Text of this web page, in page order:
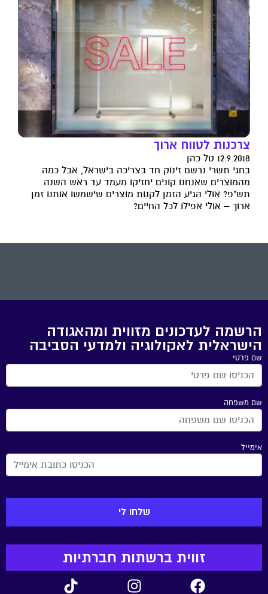
צרכנות לטווח ארוך
12.9.2018 טל כהן
בחגי תשרי נרשם זינוק חד בצריכה בישראל, אבל כמה
מהמוצרים שאנחנו קונים יחזיקו מעמד עד ראש השנה
תש"פ? אולי הגיע הזמן לקנות מוצרים שישמשו אותנו זמן
ארוך – אולי אפילו לכל החיים?
הרשמה לעדכונים מזווית ומהאגודה
הישראלית לאקולוגיה ולמדעי הסביבה
שם פרטי
שם משפחה
אימייל
זווית ברשתות חברתיות